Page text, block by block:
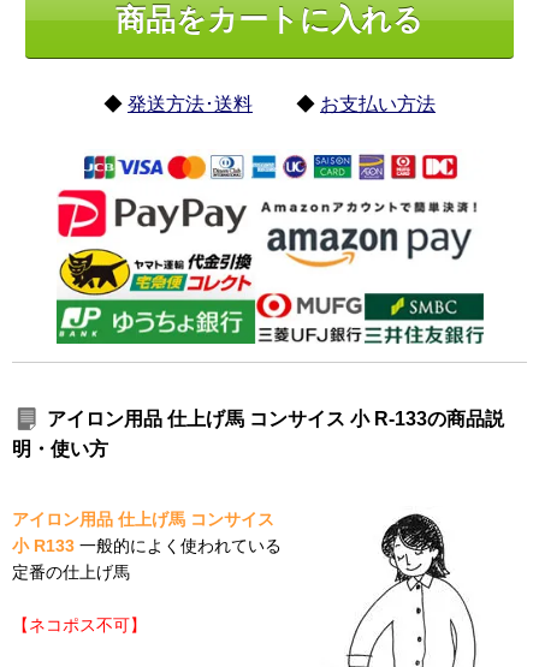
◆ 発送方法･送料 ◆ お支払い方法
アイロン用品 仕上げ馬 コンサイス 小 R-133の商品説
明・使い方
アイロン用品 仕上げ馬 コンサイス
小 R133 一般的によく使われている
定番の仕上げ馬
【ネコポス不可】